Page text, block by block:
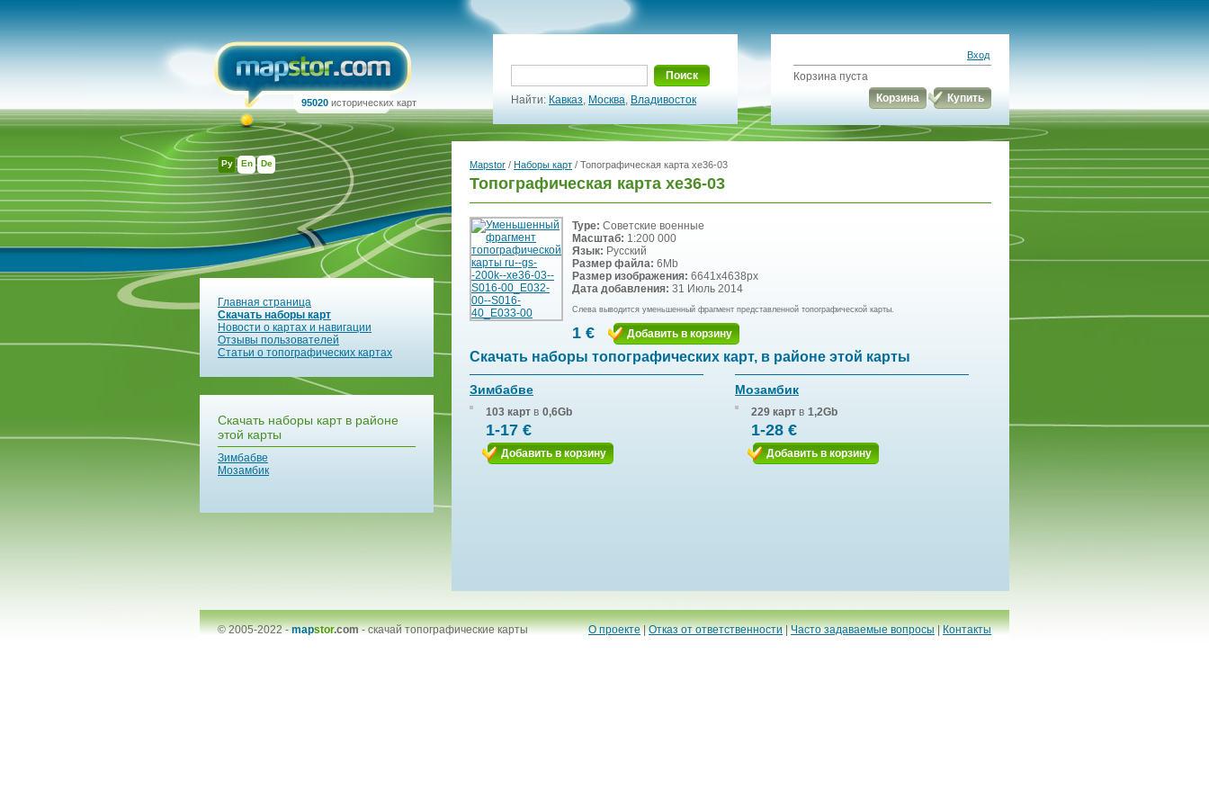
Ру En De
95020 исторических карт
Поиск
Найти: Кавказ, Москва, Владивосток
Вход
Корзина пуста
Корзина
Купить
Главная страница
Скачать наборы карт
Новости о картах и навигации
Отзывы пользователей
Статьи о топографических картах
Скачать наборы карт в районе
этой карты
Зимбабве
Мозамбик
Mapstor / Наборы карт / Топографическая карта xe36-03
Топографическая карта xe36-03
Type: Советские военные
Масштаб: 1:200 000
Язык: Русский
Размер файла: 6Mb
Размер изображения: 6641x4638px
Дата добавления: 31 Июль 2014
Слева выводится уменьшенный фрагмент представленной топографической карты.
1 € Добавить в корзину
Скачать наборы топографических карт, в районе этой карты
Зимбабве
103 карт в 0,6Gb
1-17 €
Добавить в корзину
Мозамбик
229 карт в 1,2Gb
1-28 €
Добавить в корзину
© 2005-2022 -mapstor.com-скачай топографические карты О проекте|Отказ от ответственности|Часто задаваемые вопросы|Контакты